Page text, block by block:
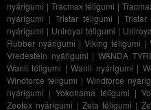
nyárigumi | Tracmax téligumi |
nyárigumi | Tristar téligumi | Tristar
nyárigumi | Uniroyal téligumi |
Rubber nyárigumi | Viking téligumi |
Vredestein nyárigumi |WANDA
Wanli téligumi |Wanli nyárigumi |
Windforce téligumi | Windforce
nyárigumi | Yokohama téligumi |
Zeetex nyárigumi | Zeta téligumi |